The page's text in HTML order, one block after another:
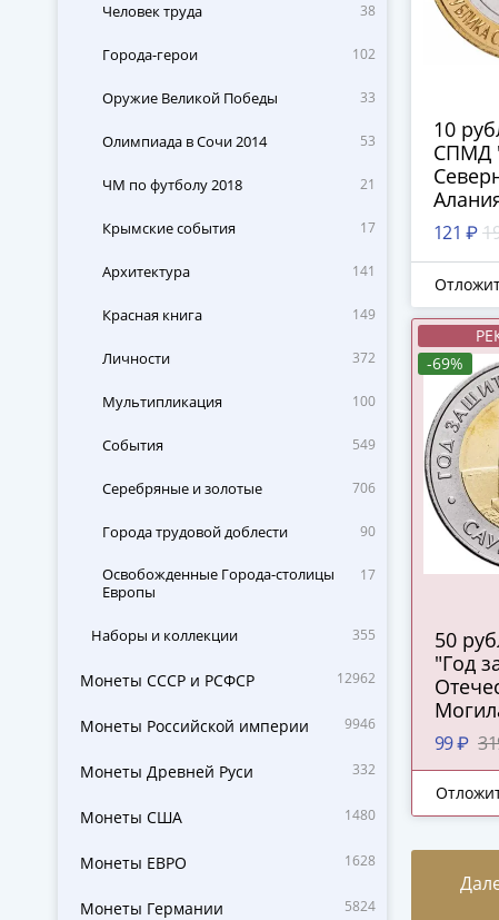
Человек труда 38
Города-герои 102
Оружие Великой Победы 33
Олимпиада в Сочи 2014 53
ЧМ по футболу 2018 21
Крымские события 17
Архитектура 141
Красная книга 149
Личности 372
Мультипликация 100
События 549
Серебряные и золотые 706
Города трудовой доблести 90
Освобожденные Города-столицы
Европы
17
Наборы и коллекции 355
Монеты СССР и РСФСР 12962
Монеты Российской империи 9946
Монеты Древней Руси 332
Монеты США 1480
Монеты ЕВРО 1628
Монеты Германии 5824
10
СПМД
121 ₽
-69%
50
"Год
99 ₽